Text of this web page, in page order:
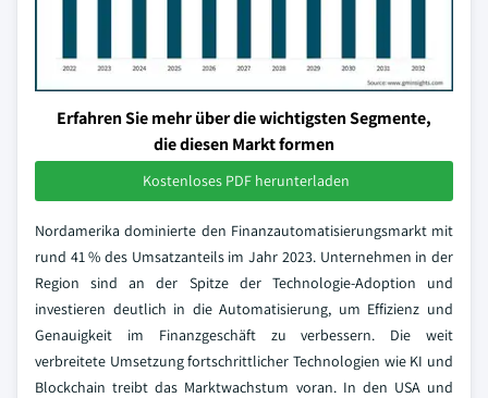
Erfahren Sie mehr über die wichtigsten Segmente,
die diesen Markt formen
Kostenloses PDF herunterladen
Nordamerika dominierte den Finanzautomatisierungsmarkt mit
rund 41 % des Umsatzanteils im Jahr 2023. Unternehmen in der
Region sind an der Spitze der Technologie-Adoption und
investieren deutlich in die Automatisierung, um Effizienz und
Genauigkeit im Finanzgeschäft zu verbessern. Die weit
verbreitete Umsetzung fortschrittlicher Technologien wie KI und
Blockchain treibt das Marktwachstum voran. In den USA und